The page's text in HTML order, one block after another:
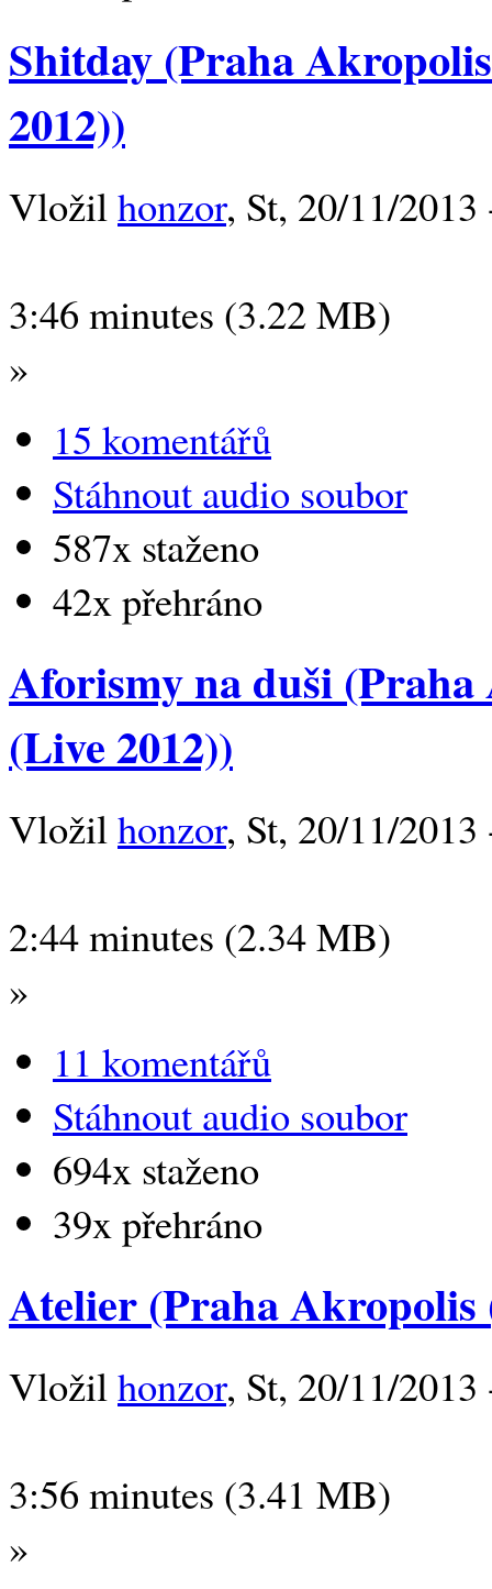
Shitday (Praha
2012))
Vložilhonzor, St, 20/11/2013
3:46 minutes (3.22 MB)
»
15 komentářů
Stáhnout audio soubor
587x staženo
42x přehráno
Aforismy na duši
(Live 2012))
Vložilhonzor, St, 20/11/2013
2:44 minutes (2.34 MB)
»
11 komentářů
Stáhnout audio soubor
694x staženo
39x přehráno
Atelier (Praha Akropolis
Vložil honzor, St, 20/11/2013
3:56 minutes (3.41 MB)
»